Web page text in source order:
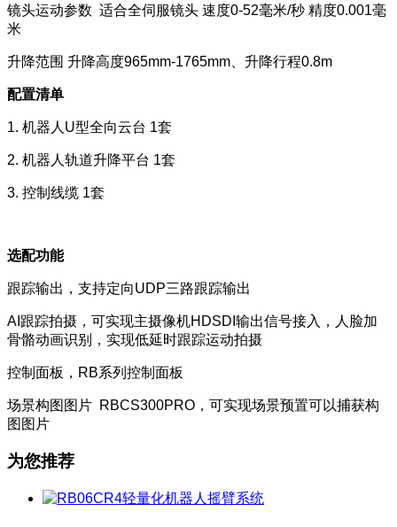
镜头运动参数 适合全伺服镜头 速度0-52毫米/秒 精度0.001毫
米
升降范围 升降高度965mm-1765mm、升降行程0.8m
配置清单
1. 机器人U型全向云台 1套
2. 机器人轨道升降平台 1套
3. 控制线缆 1套
选配功能
跟踪输出，支持定向UDP三路跟踪输出
AI跟踪拍摄，可实现主摄像机HDSDI输出信号接入，人脸加
骨骼动画识别，实现低延时跟踪运动拍摄
控制面板，RB系列控制面板
场景构图图片 RBCS300PRO，可实现场景预置可以捕获构
图图片
为您推荐